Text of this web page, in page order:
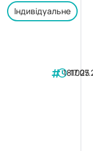
Індивідуальне
181025